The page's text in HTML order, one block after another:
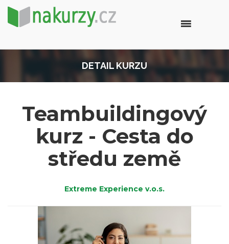
DETAIL KURZU
Teambuildingový
kurz - Cesta do
středu země
Extreme Experience v.o.s.